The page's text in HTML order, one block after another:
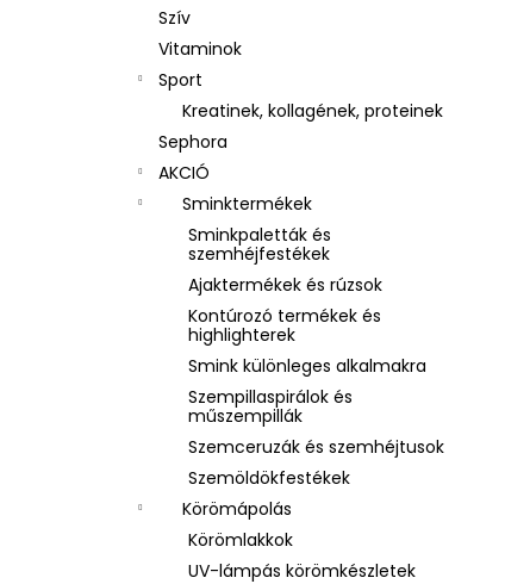
Szív
Vitaminok
Sport
Kreatinek, kollagének, proteinek
Sephora
AKCIÓ
Sminktermékek
Sminkpaletták és
szemhéjfestékek
Ajaktermékek és rúzsok
Kontúrozó termékek és
highlighterek
Smink különleges alkalmakra
Szempillaspirálok és
műszempillák
Szemceruzák és szemhéjtusok
Szemöldökfestékek
Körömápolás
Körömlakkok
UV-lámpás körömkészletek